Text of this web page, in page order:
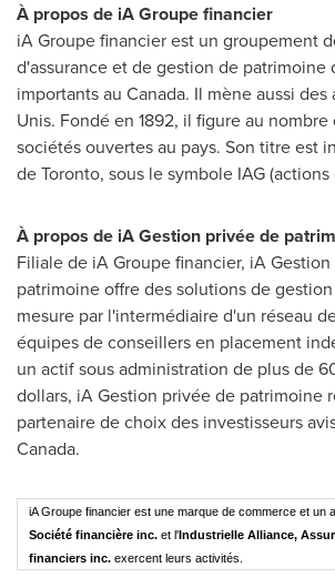
À propos de iA Groupe financier
iA Groupe financier est un groupement
d'assurance et de gestion de patrimoine
importants au Canada. Il mène aussi
Unis. Fondé en 1892, il figure au nombre
sociétés ouvertes au pays. Son titre est
deToronto, sous le symbole IAG
À propos de iA Gestion privée de
Filiale de iA Groupe financier, iA
patrimoine offre des solutions de
mesure par l'intermédiaire d'un réseau
équipes de conseillers en placement
un actif sous administration de plus de
dollars, iA Gestion privée de patrimoine
partenaire de choix des investisseurs
Canada.
iA Groupe financier est une marque de commerce et un
Société financière inc. et l'Industrielle Alliance,
financiers inc.exercent leurs activités.